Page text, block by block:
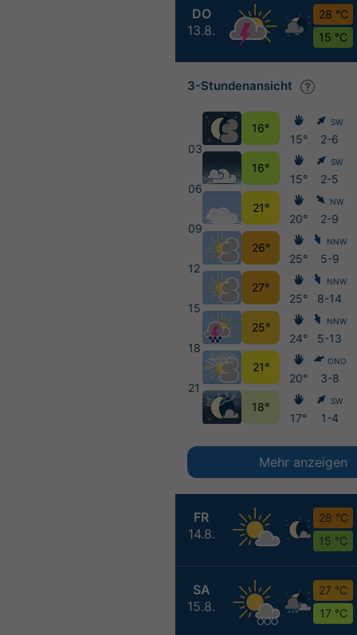
DO
13.8.
28 °C
15 °C
FR
14.8.
28 °C
15 °C
SA
15.8.
27 °C
17 °C
3-Stundenansicht
03
06
09
12
15
18
21
16°
16°
21°
26°
27°
25°
21°
18°
15°
15°
20°
25°
25°
24°
20°
17°
SW
2-6
SW
2-5
NW
2-9
NNW
5-9
NNW
8-14
NNW
5-13
ONO
3-8
SW
1-4
Mehr anzeigen